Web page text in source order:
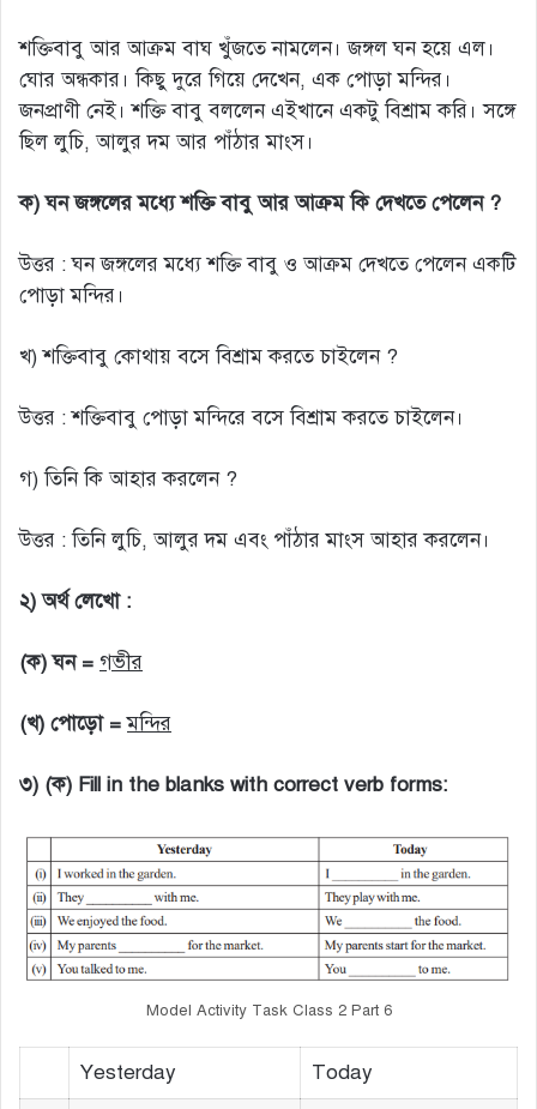
শক্তিবাবু আর আক্রম বাঘ খুঁজতে নামলেন। জঙ্গল ঘন হয়ে এল।
ঘোর অন্ধকার। কিছু দুরে গিয়ে দেখেন, এক পোড়া মন্দির।
জনপ্রাণী নেই। শক্তি বাবু বললেন এইখানে একটু বিশ্রাম করি। সঙ্গে
ছিল লুচি, আলুর দম আর পাঁঠার মাংস।
ক) ঘন জঙ্গলের মধ্যে শক্তি বাবু আর আক্রম কি দেখতে পেলেন ?
উত্তর : ঘন জঙ্গলের মধ্যে শক্তি বাবু ও আক্রম দেখতে পেলেন একটি
পোড়া মন্দির।
খ) শক্তিবাবু কোথায় বসে বিশ্রাম করতে চাইলেন ?
উত্তর : শক্তিবাবু পোড়া মন্দিরে বসে বিশ্রাম করতে চাইলেন।
গ) তিনি কি আহার করলেন ?
উত্তর : তিনি লুচি, আলুর দম এবং পাঁঠার মাংস আহার করলেন।
২) অর্থ লেখো :
(ক) ঘন = গভীর
(খ) পোড়ো = মন্দির
৩) (ক) Fill in the blanks with correct verb forms:
Model Activity Task Class 2 Part 6
Yesterday Today